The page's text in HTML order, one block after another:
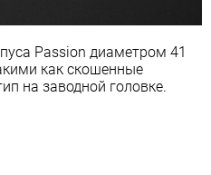
Passion диаметром 41
как скошенные
на заводной головке.